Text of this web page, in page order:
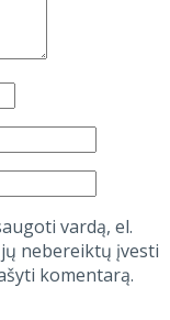
vardą, el.
nebereiktų įvesti
komentarą.